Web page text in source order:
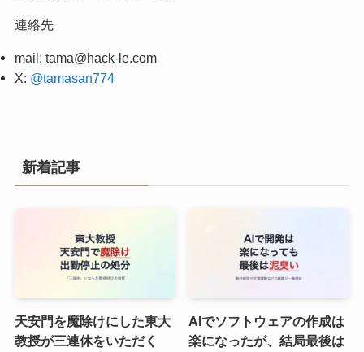
連絡先
mail: tama@hack-le.com
X: @tamasan774
新着記事
天安門を魔除けにした東大
教授が三連休をいただく
AIでソフトウェアの作成は
楽になったが、結局最後は